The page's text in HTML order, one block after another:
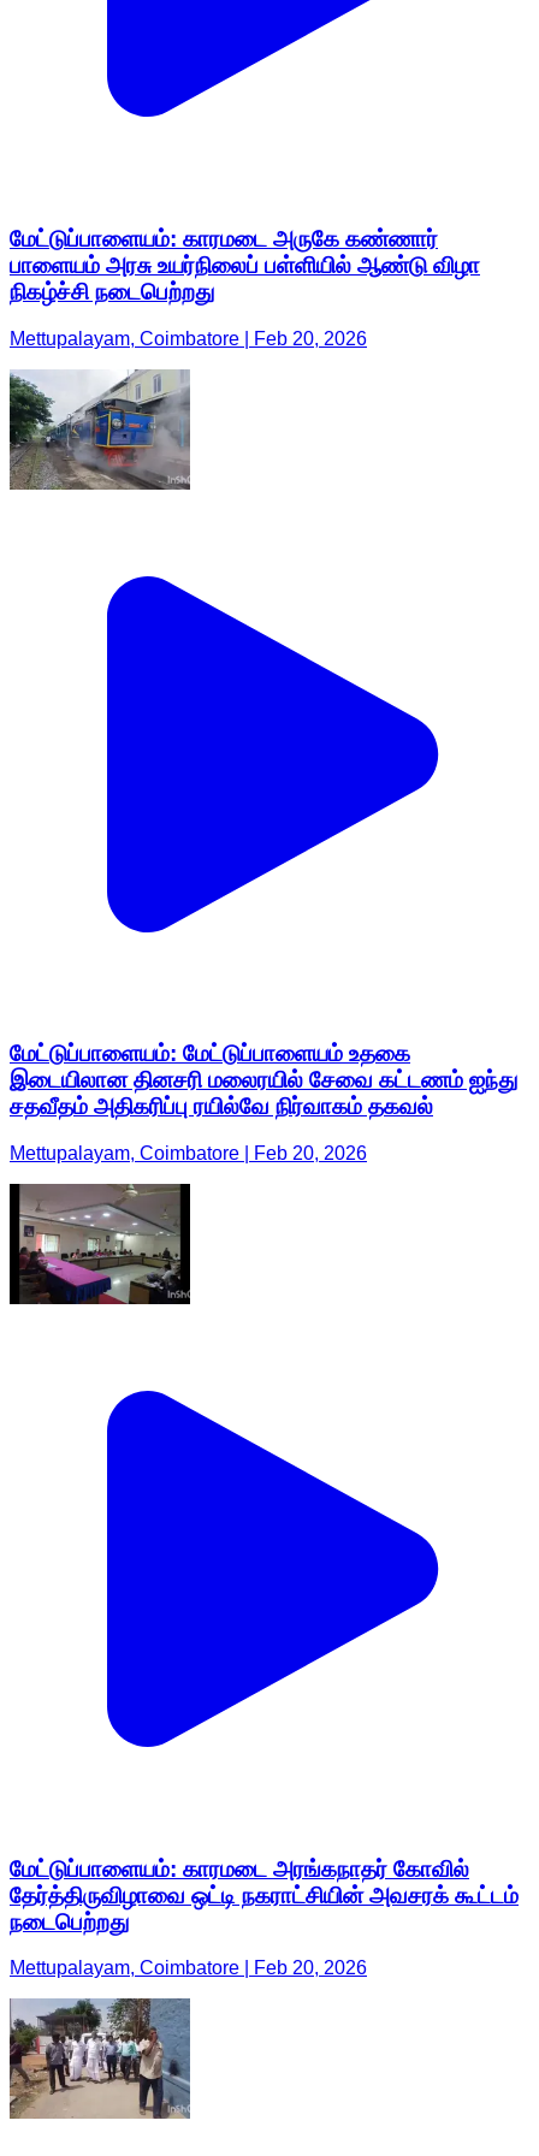
மேட்டுப்பாளையம்: காரமடை அருகே கண்ணார்
பாளையம் அரசு உயர்நிலைப் பள்ளியில் ஆண்டு விழா
நிகழ்ச்சி நடைபெற்றது
Mettupalayam, Coimbatore | Feb 20, 2026
மேட்டுப்பாளையம்: மேட்டுப்பாளையம் உதகை
இடையிலான தினசரி மலைரயில் சேவை கட்டணம் ஐந்து
சதவீதம் அதிகரிப்பு ரயில்வே நிர்வாகம் தகவல்
Mettupalayam, Coimbatore | Feb 20, 2026
மேட்டுப்பாளையம்: காரமடை அரங்கநாதர் கோவில்
தேர்த்திருவிழாவை ஒட்டி நகராட்சியின் அவசரக் கூட்டம்
நடைபெற்றது
Mettupalayam, Coimbatore | Feb 20, 2026